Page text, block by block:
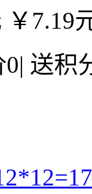
￥7.19
0| 送积